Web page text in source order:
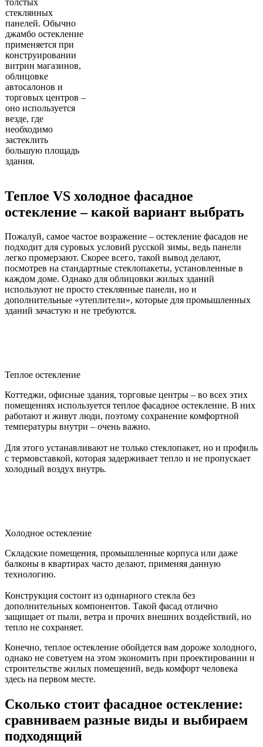
стеклянных
панелей. Обычно
джамбо остекление
применяется при
конструировании
витрин магазинов,
облицовке
автосалонов и
торговых центров –
оно используется
везде, где
необходимо
застеклить
большую площадь
здания.
Теплое VS холодное фасадное
остекление – какой вариант выбрать
Пожалуй, самое частое возражение – остекление фасадов не
подходит для суровых условий русской зимы, ведь панели
легко промерзают. Скорее всего, такой вывод делают,
посмотрев на стандартные стеклопакеты, установленные в
каждом доме. Однако для облицовки жилых зданий
используют не просто стеклянные панели, но и
дополнительные «утеплители», которые для промышленных
зданий зачастую и не требуются.
Теплое остекление
Коттеджи, офисные здания, торговые центры – во всех этих
помещениях используется теплое фасадное остекление. В них
работают и живут люди, поэтому сохранение комфортной
температуры внутри – очень важно.
Для этого устанавливают не только стеклопакет, но и профиль
с термовставкой, которая задерживает тепло и не пропускает
холодный воздух внутрь.
Холодное остекление
Складские помещения, промышленные корпуса или даже
балконы в квартирах часто делают, применяя данную
технологию.
Конструкция состоит из одинарного стекла без
дополнительных компонентов. Такой фасад отлично
защищает от пыли, ветра и прочих внешних воздействий, но
тепло не сохраняет.
Конечно, теплое остекление обойдется вам дороже холодного,
однако не советуем на этом экономить при проектировании и
строительстве жилых помещений, ведь комфорт человека
здесь на первом месте.
Сколько стоит фасадное остекление:
сравниваем разные виды и выбираем
подходящий